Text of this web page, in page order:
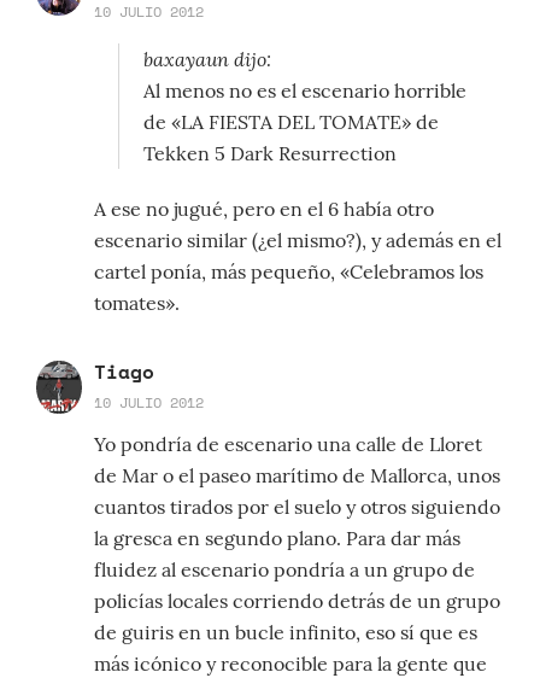
10 JULIO 2012
baxayaun dijo:
Al menos no es el escenario horrible
de «LA FIESTA DEL TOMATE» de
Tekken 5 Dark Resurrection
A ese no jugué, pero en el 6 había otro
escenario similar (¿el mismo?), y además en el
cartel ponía, más pequeño, «Celebramos los
tomates».
Tiago
10 JULIO 2012
Yo pondría de escenario una calle de Lloret
de Mar o el paseo marítimo de Mallorca, unos
cuantos tirados por el suelo y otros siguiendo
la gresca en segundo plano. Para dar más
fluidez al escenario pondría a un grupo de
policías locales corriendo detrás de un grupo
de guiris en un bucle infinito, eso sí que es
más icónico y reconocible para la gente que